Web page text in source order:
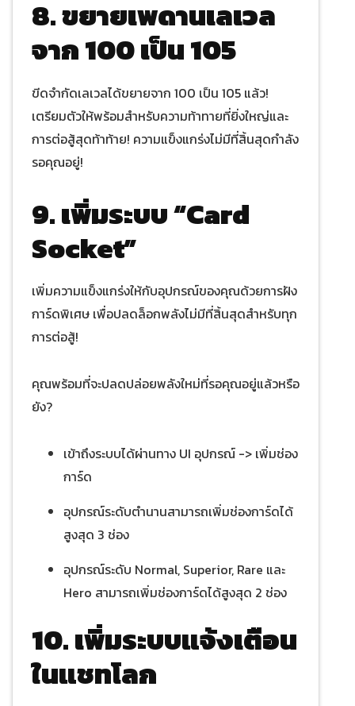
8. ขยายเพดานเลเวล
จาก 100 เป็น 105
ขีดจำกัดเลเวลได้ขยายจาก 100 เป็น 105 แล้ว!
เตรียมตัวให้พร้อมสำหรับความท้าทายที่ยิ่งใหญ่และ
การต่อสู้สุดท้าท้าย! ความแข็งแกร่งไม่มีที่สิ้นสุดกำลัง
รอคุณอยู่!
9. เพิ่มระบบ “Card
Socket”
เพิ่มความแข็งแกร่งให้กับอุปกรณ์ของคุณด้วยการฝัง
การ์ดพิเศษ เพื่อปลดล็อกพลังไม่มีที่สิ้นสุดสำหรับทุก
การต่อสู้!
คุณพร้อมที่จะปลดปล่อยพลังใหม่ที่รอคุณอยู่แล้วหรือ
ยัง?
เข้าถึงระบบได้ผ่านทาง UI อุปกรณ์ -> เพิ่มช่อง
การ์ด
อุปกรณ์ระดับตำนานสามารถเพิ่มช่องการ์ดได้
สูงสุด 3 ช่อง
อุปกรณ์ระดับ Normal, Superior, Rare และ
Hero สามารถเพิ่มช่องการ์ดได้สูงสุด 2 ช่อง
10. เพิ่มระบบแจ้งเตือน
ในแชทโลก